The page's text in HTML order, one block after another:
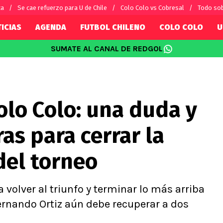
Se cae refuerzo para U de Chile Colo Colo vs Cobresal Todo
por el mundo
Fútbol Argentino
Fútbol Brasileño
Conference
Ligue 1
AGENDA FUTBOL CHILENO COLO COLO
SUMATE AL CANAL DE REDGOL
Colo: una duda y
para cerrar la
torneo
volver al triunfo y terminar lo más arriba
Ortiz aún debe recuperar a dos